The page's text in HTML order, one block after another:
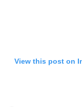
View this post on